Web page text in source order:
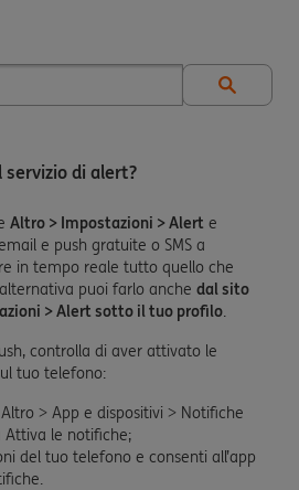
di alert?
Altro > Impostazioni > Alert e
e push gratuite o SMS a
in tempo reale tutto quello che
puoi farlo anche dal sito
> Alert sotto il tuo profilo.
controlla di aver attivato le
tuo telefono:
> App e dispositivi > Notifiche
Attiva le notifiche;
del tuo telefono e consenti all’app